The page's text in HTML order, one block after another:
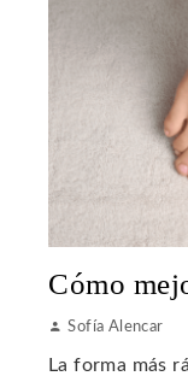
Cómo
Sofía Alencar
La forma más